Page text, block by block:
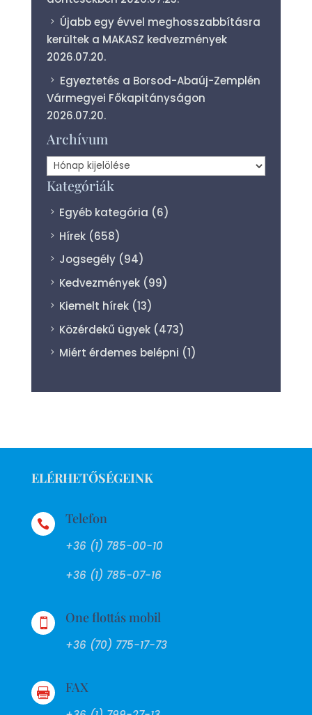
Újabb egy évvel meghosszabbításra
kerültek a MAKASZ kedvezmények
2026.07.20.
Egyeztetés a Borsod-Abaúj-Zemplén
Vármegyei Főkapitányságon
2026.07.20.
Archívum
Archívum
Kategóriák
Egyéb kategória (6)
Hírek (658)
Jogsegély (94)
Kedvezmények (99)
Kiemelt hírek (13)
Közérdekű ügyek (473)
Miért érdemes belépni (1)
ELÉRHETŐSÉGEINK
 Telefon
+36 (1) 785-00-10
+36 (1) 785-07-16
 One flottás mobil
+36 (70) 775-17-73
 FAX